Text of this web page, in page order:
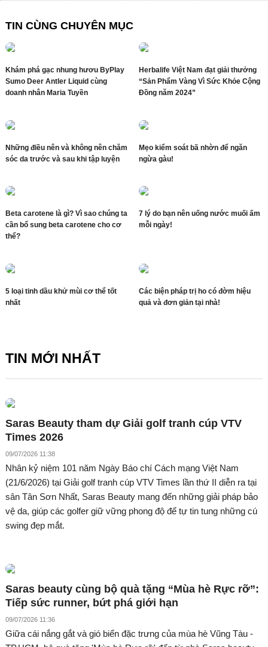
TIN CÙNG CHUYÊN MỤC
Khám phá gạc nhung hươu ByPlay
Sumo Deer Antler Liquid cùng
doanh nhân Maria Tuyền
Herbalife Việt Nam đạt giải thưởng
“Sản Phẩm Vàng Vì Sức Khỏe Cộng
Đồng năm 2024”
Những điều nên và không nên chăm
sóc da trước và sau khi tập luyện
Mẹo kiểm soát bã nhờn để ngăn
ngừa gàu!
Beta carotene là gì? Vì sao chúng ta
cần bổ sung beta carotene cho cơ
thể?
7 lý do bạn nên uống nước muối ấm
mỗi ngày!
5 loại tinh dầu khử mùi cơ thể tốt
nhất
Các biện pháp trị ho có đờm hiệu
quả và đơn giản tại nhà!
TIN MỚI NHẤT
Saras Beauty tham dự Giải golf tranh cúp VTV
Times 2026
09/07/2026 11:38
Nhân kỷ niệm 101 năm Ngày Báo chí Cách mạng Việt Nam
(21/6/2026) tại Giải golf tranh cúp VTV Times lần thứ II diễn ra tại
sân Tân Sơn Nhất, Saras Beauty mang đến những giải pháp bảo
vệ da, giúp các golfer giữ vững phong độ để tự tin tung những cú
swing đẹp mắt.
Saras beauty cùng bộ quà tặng “Mùa hè Rực rỡ”:
Tiếp sức runner, bứt phá giới hạn
09/07/2026 11:36
Giữa cái nắng gắt và gió biển đặc trưng của mùa hè Vũng Tàu -